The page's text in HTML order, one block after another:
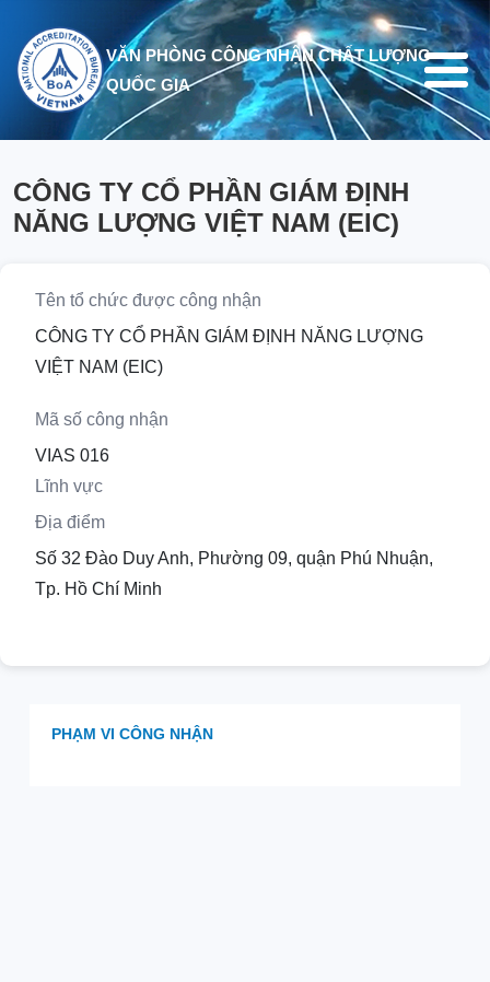
Nhảy đến nội dung
VĂN PHÒNG CÔNG NHẬN CHẤT LƯỢNG
QUỐC GIA
CÔNG TY CỔ PHẦN GIÁM ĐỊNH
NĂNG LƯỢNG VIỆT NAM (EIC)
Tên tổ chức được công nhận
CÔNG TY CỔ PHẦN GIÁM ĐỊNH NĂNG LƯỢNG
VIỆT NAM (EIC)
Mã số công nhận
VIAS 016
Lĩnh vực
Địa điểm
Số 32 Đào Duy Anh, Phường 09, quận Phú Nhuận,
Tp. Hồ Chí Minh
PHẠM VI CÔNG NHẬN